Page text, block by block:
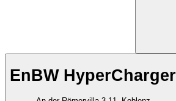
EnBW HyperCharger